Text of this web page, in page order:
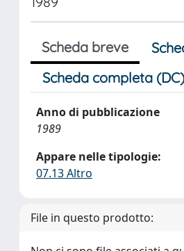
Scheda breve
Scheda completa (DC)
Anno di pubblicazione
1989
Appare nelle tipologie:
07.13 Altro
File in questo prodotto: